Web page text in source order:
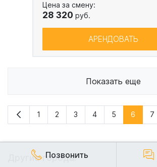
Цена за смену:
28 320 руб.
АРЕНДОВАТЬ
Показать еще
1 2 3 4 5 6 7
Другие города:
Позвонить